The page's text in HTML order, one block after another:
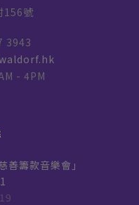
156號
3943
- 4PM
善籌款音樂會」